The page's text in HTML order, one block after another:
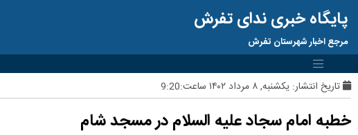
پایگاه خبری ندای تفرش
مرجع اخبار شهرستان تفرش
تاریخ انتشار: یکشنبه, ۸ مرداد ۱۴۰۲ ساعت:9:20
خطبه امام سجاد علیه السلام در مسجد شام